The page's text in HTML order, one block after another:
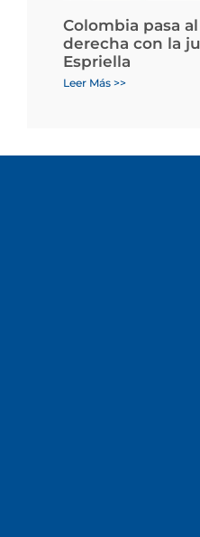
Colombia pasa
derecha con la
Espriella
Leer Más >>